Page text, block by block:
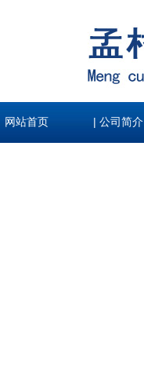
网站首页 | 公司简介